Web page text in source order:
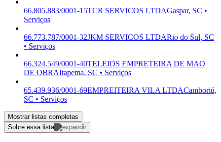
66.805.883/0001-15TCR SERVICOS LTDAGaspar, SC •
Serviços
66.773.787/0001-32JKM SERVICOS LTDARio do Sul, SC
• Serviços
66.324.549/0001-40TELEIOS EMPRETEIRA DE MAO
DE OBRAItapema, SC • Serviços
65.439.936/0001-69EMPREITEIRA VILA LTDACamboriú,
SC • Serviços
Mostrar listas completas
Sobre essa lista